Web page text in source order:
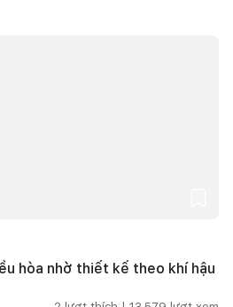
hòa nhờ thiết kế theo khí hậu